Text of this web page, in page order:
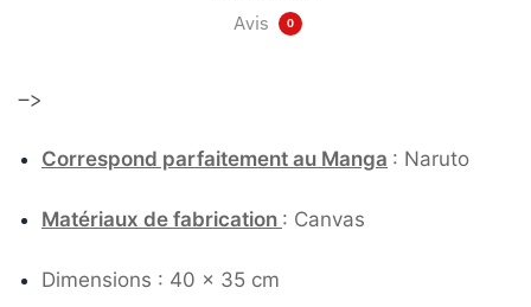
Avis
0
–>
Correspond parfaitement au Manga : Naruto
Matériaux de fabrication : Canvas
Dimensions : 40 x 35 cm